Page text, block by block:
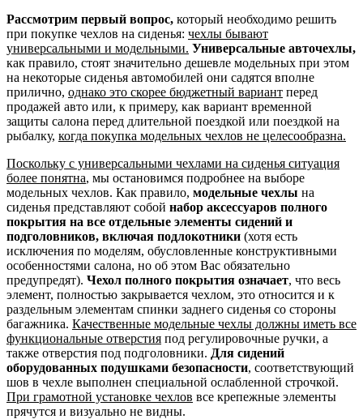
Рассмотрим первый вопрос, который необходимо решить
при покупке чехлов на сиденья: чехлы бывают
универсальными и модельными. Универсальные авточехлы,
как правило, стоят значительно дешевле модельных при этом
на некоторые сиденья автомобилей они садятся вполне
прилично, однако это скорее бюджетный вариант перед
продажей авто или, к примеру, как вариант временной
защиты салона перед длительной поездкой или поездкой на
рыбалку, когда покупка модельных чехлов не целесообразна.
Поскольку с универсальными чехлами на сиденья ситуация
более понятна, мы остановимся подробнее на выборе
модельных чехлов. Как правило, модельные чехлы на
сиденья представляют собой набор аксессуаров полного
покрытия на все отдельные элементы сидений и
подголовников, включая подлокотники (хотя есть
исключения по моделям, обусловленные конструктивными
особенностями салона, но об этом Вас обязательно
предупредят). Чехол полного покрытия означает, что весь
элемент, полностью закрывается чехлом, это относится и к
раздельным элементам спинки заднего сиденья со стороны
багажника. Качественные модельные чехлы должны иметь все
функциональные отверстия под регулировочные ручки, а
также отверстия под подголовники. Для сидений
оборудованных подушками безопасности, соответствующий
шов в чехле выполнен специальной ослабленной строчкой.
При грамотной установке чехлов все крепежные элементы
прячутся и визуально не видны.